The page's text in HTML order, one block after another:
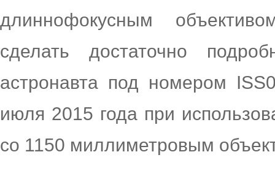
длиннофокусным
сделать достаточно
астронавта под номером
июля 2015 года при
со 1150 миллиметровым